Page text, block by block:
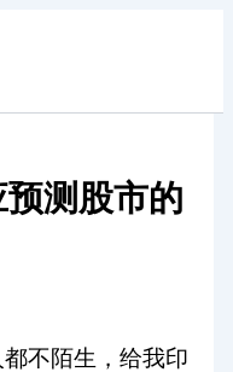
测股市的
不陌生，给我印